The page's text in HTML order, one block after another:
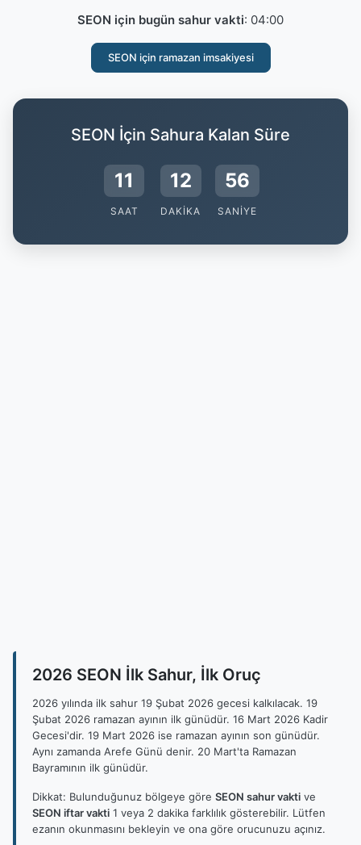
SEON için bugün sahur vakti: 04:00
SEON için ramazan imsakiyesi
SEON İçin Sahura Kalan Süre
11
SAAT
12
DAKIKA
55
SANIYE
2026 SEON İlk Sahur, İlk Oruç
2026 yılında ilk sahur 19 Şubat 2026 gecesi kalkılacak. 19
Şubat 2026 ramazan ayının ilk günüdür. 16 Mart 2026 Kadir
Gecesi'dir. 19 Mart 2026 ise ramazan ayının son günüdür.
Aynı zamanda Arefe Günü denir. 20 Mart'ta Ramazan
Bayramının ilk günüdür.
Dikkat: Bulunduğunuz bölgeye göre SEON sahur vakti ve
SEON iftar vakti 1 veya 2 dakika farklılık gösterebilir. Lütfen
ezanın okunmasını bekleyin ve ona göre orucunuzu açınız.